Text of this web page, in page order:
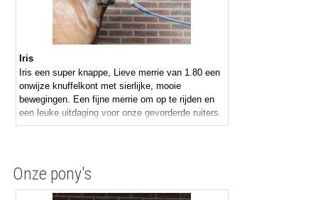
Iris
Iris een super knappe, Lieve merrie van 1.80 een
onwijze knuffelkont met sierlijke, mooie
bewegingen. Een fijne merrie om op te rijden en
een leuke uitdaging voor onze gevorderde ruiters.
Onze pony's